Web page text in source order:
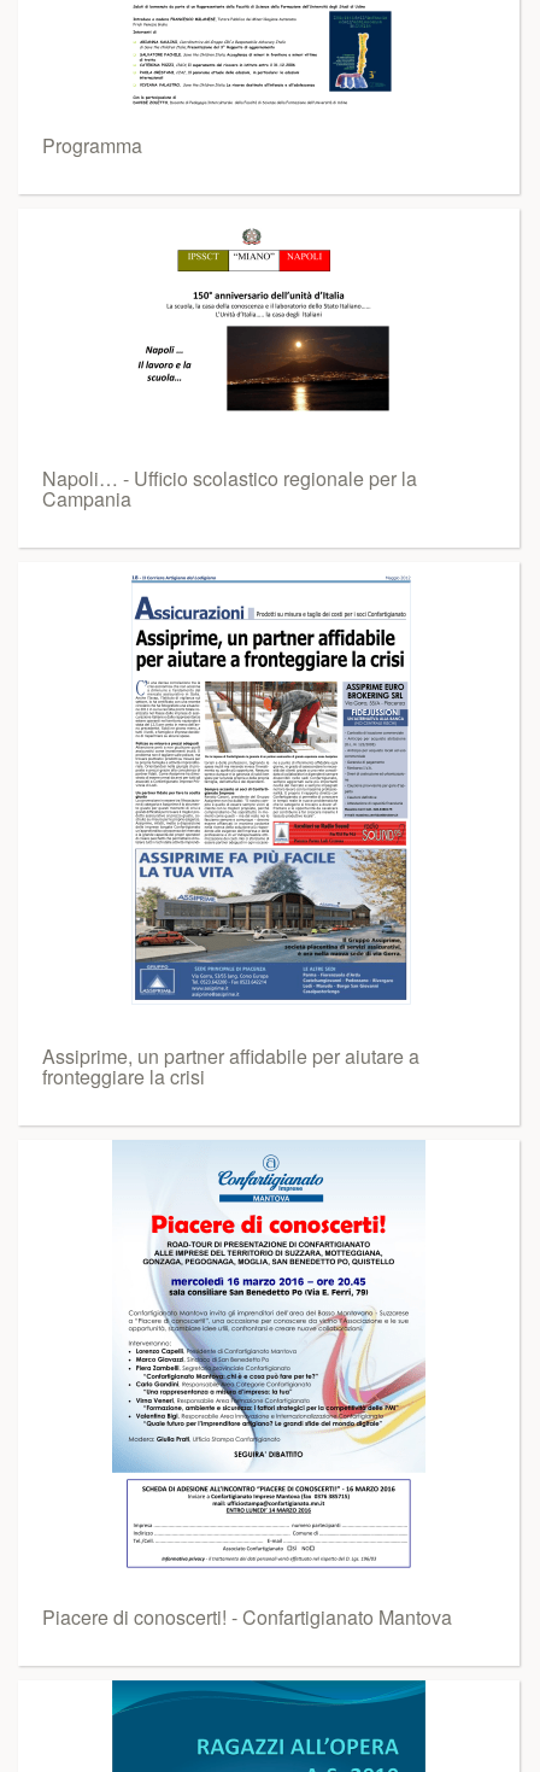
Programma
Napoli… - Ufficio scolastico regionale per la
Campania
Assiprime, un partner affidabile per aiutare a
fronteggiare la crisi
Piacere di conoscerti! - Confartigianato Mantova